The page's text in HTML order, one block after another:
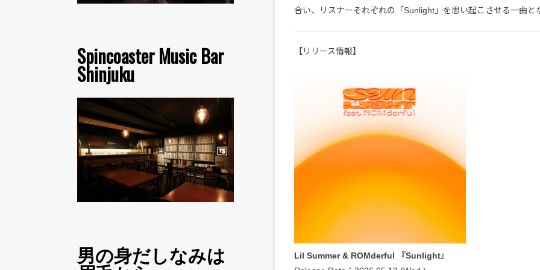
Spincoaster Music Bar
Shinjuku
男の身だしなみは
合い、リスナーそれぞれの「Sunlight」を思い起こさせる一曲と
【リリース情報】
Lil Summer & ROMderful 『Sunlight』